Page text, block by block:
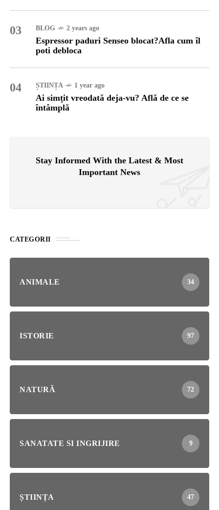
03 BLOG 2 years ago
Espressor paduri Senseo blocat?Afla cum îl
poti debloca
04 ȘTIINȚA 1 year ago
Ai simțit vreodată deja-vu? Află de ce se
întâmplă
Stay Informed With the Latest & Most
Important News
CATEGORII
ANIMALE 34
ISTORIE 97
NATURĂ 72
SANATATE SI INGRIJIRE 9
ȘTIINȚA 47